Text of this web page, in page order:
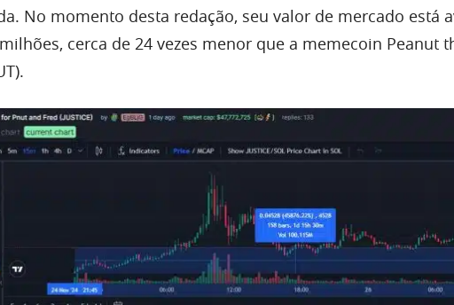
No momento desta redação, seu valor de mercado está
cerca de 24 vezes menor que a memecoin Peanut